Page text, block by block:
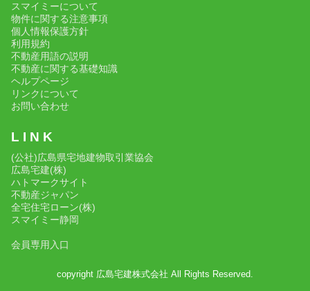
スマイミーについて
物件に関する注意事項
個人情報保護方針
利用規約
不動産用語の説明
不動産に関する基礎知識
ヘルプページ
リンクについて
お問い合わせ
L I N K
(公社)広島県宅地建物取引業協会
広島宅建(株)
ハトマークサイト
不動産ジャパン
全宅住宅ローン(株)
スマイミー静岡
会員専用入口
copyright 広島宅建株式会社 All Rights Reserved.